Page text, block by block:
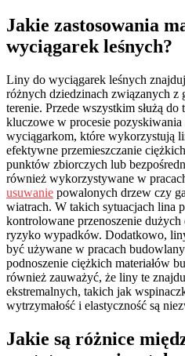
Jakie zastosowania
wyciągarek leśnych?
Liny do wyciągarek leśnych
różnych dziedzinach związanych z
terenie. Przede wszystkim służą
kluczowe w procesie
wyciągarkom, które wykorzystują
efektywne przemieszczanie
punktów zbiorczych lub
również wykorzystywane w
usuwanie powalonych drzew czy
wiatrach. W takich sytuacjach lina
kontrolowane przenoszenie
ryzyko wypadków. Dodatkowo,
być używane w pracach
podnoszenie ciężkich materiałów
również zauważyć, że liny te
ekstremalnych, takich jak
wytrzymałość i elastyczność są
Jakie są różnice